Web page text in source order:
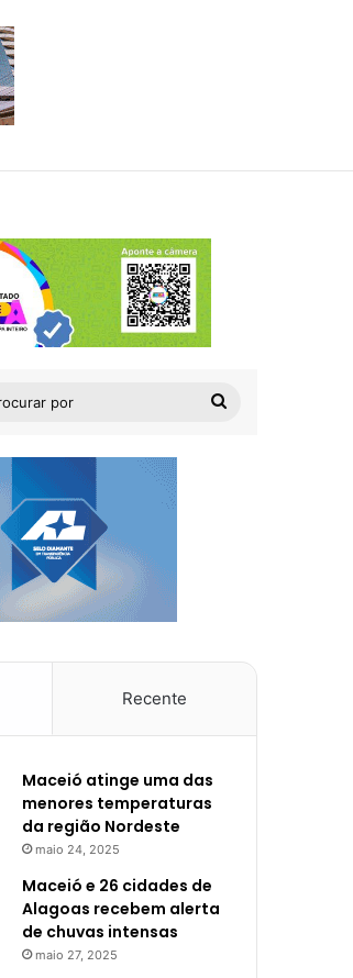
skin
Procurar
Recente
Maceió atinge uma das
menores temperaturas
da região Nordeste
maio 24, 2025
Maceió e 26 cidades de
Alagoas recebem alerta
de chuvas intensas
maio 27, 2025